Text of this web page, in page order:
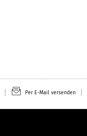
Per E-Mail versenden